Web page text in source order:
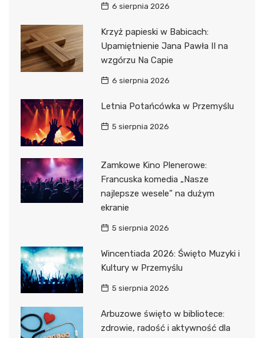
6 sierpnia 2026
Krzyż papieski w Babicach:
Upamiętnienie Jana Pawła II na
wzgórzu Na Capie
6 sierpnia 2026
Letnia Potańcówka w Przemyślu
5 sierpnia 2026
Zamkowe Kino Plenerowe:
Francuska komedia „Nasze
najlepsze wesele” na dużym
ekranie
5 sierpnia 2026
Wincentiada 2026: Święto Muzyki i
Kultury w Przemyślu
5 sierpnia 2026
Arbuzowe święto w bibliotece:
zdrowie, radość i aktywność dla